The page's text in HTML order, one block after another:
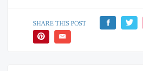
SHARE THIS POST